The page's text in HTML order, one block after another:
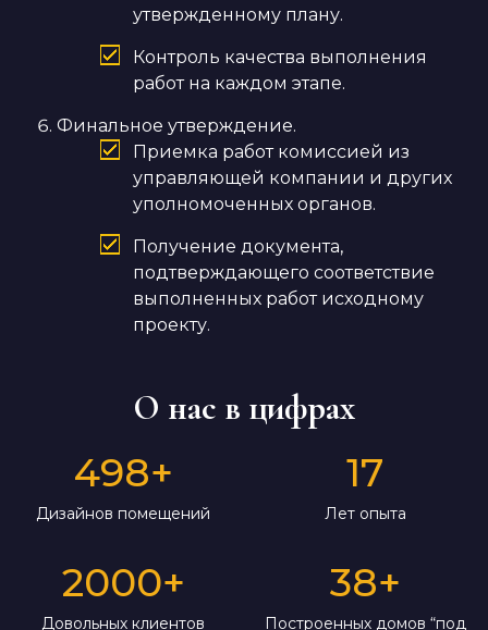
утвержденному плану.
Контроль качества выполнения
работ на каждом этапе.
Финальное утверждение.
Приемка работ комиссией из
управляющей компании и других
уполномоченных органов.
Получение документа,
подтверждающего соответствие
выполненных работ исходному
проекту.
О нас в цифрах
498+
Дизайнов помещений
17
Лет опыта
2000+
Довольных клиентов
38+
Построенных домов “под